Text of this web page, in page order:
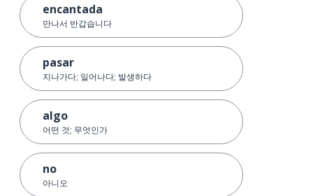
encantada
만나서 반갑습니다
pasar
지나가다; 일어나다; 발생하다
algo
어떤 것; 무엇인가
no
아니오